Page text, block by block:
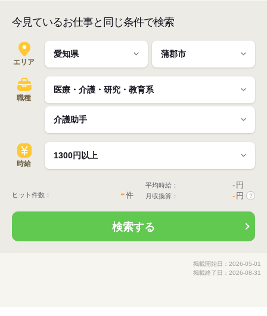
今見ているお仕事と同じ条件で検索
エリア
職種
時給
ヒット件数： -件
平均時給： - 円
月収換算： - 円 ?
検索する
掲載開始日：2026-05-01
掲載終了日：2026-08-31